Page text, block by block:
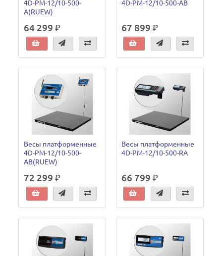
4D-PM-12/10-500-
A(RUEW)
64 299 ₽
4D-PM-12/10-500-AB
67 899 ₽
Весы платформенные
4D-PM-12/10-500-
AB(RUEW)
72 299 ₽
Весы платформенные
4D-PM-12/10-500-RA
66 799 ₽